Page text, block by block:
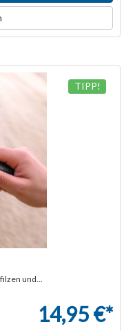
TIPP!
und...
14,95 €*